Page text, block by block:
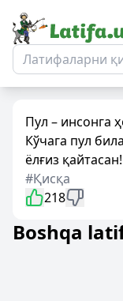
Пул – инсонга
Кўчага пул
ёлғиз қайтасан!
#Қисқа
218
Boshqa